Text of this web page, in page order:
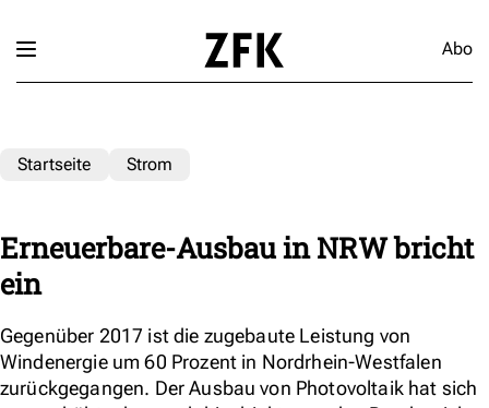
Abo
Startseite Strom
Erneuerbare-Ausbau in NRW bricht
ein
Gegenüber 2017 ist die zugebaute Leistung von
Windenergie um 60 Prozent in Nordrhein-Westfalen
zurückgegangen. Der Ausbau von Photovoltaik hat sich